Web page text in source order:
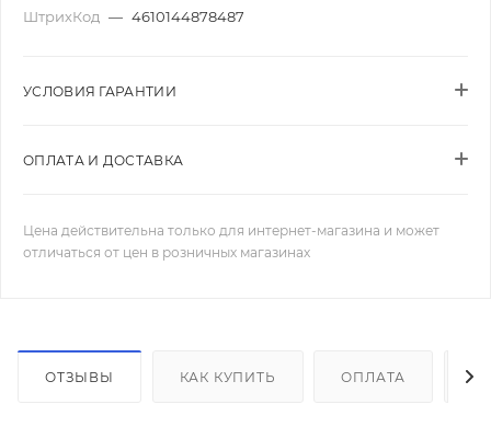
ШтрихКод — 4610144878487
УСЛОВИЯ ГАРАНТИИ
ОПЛАТА И ДОСТАВКА
Цена действительна только для интернет-магазина и может
отличаться от цен в розничных магазинах
ОТЗЫВЫ КАК КУПИТЬ ОПЛАТА